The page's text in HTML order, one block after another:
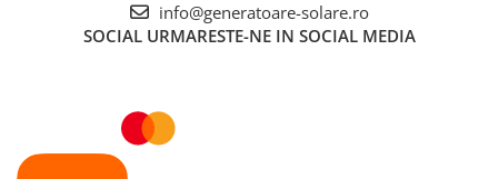
info@generatoare-solare.ro
SOCIAL URMARESTE-NE IN SOCIAL MEDIA